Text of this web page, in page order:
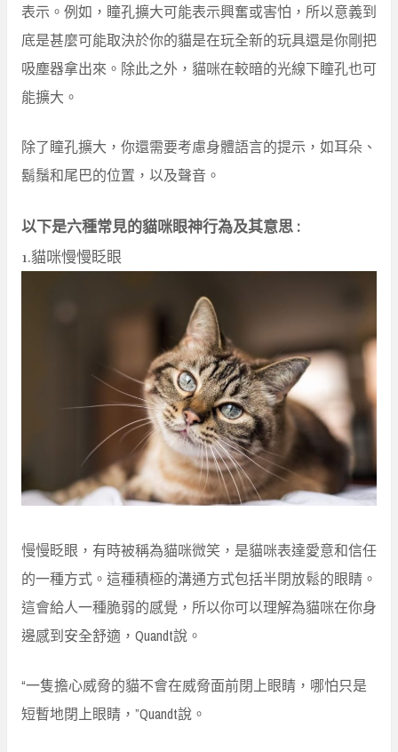
表示。例如，瞳孔擴大可能表示興奮或害怕，所以意義到
底是甚麼可能取決於你的貓是在玩全新的玩具還是你剛把
吸塵器拿出來。除此之外，貓咪在較暗的光線下瞳孔也可
能擴大。
除了瞳孔擴大，你還需要考慮身體語言的提示，如耳朵、
鬍鬚和尾巴的位置，以及聲音。
以下是六種常見的貓咪眼神行為及其意思 :
1.貓咪慢慢眨眼
慢慢眨眼，有時被稱為貓咪微笑，是貓咪表達愛意和信任
的一種方式。這種積極的溝通方式包括半閉放鬆的眼睛。
這會給人一種脆弱的感覺，所以你可以理解為貓咪在你身
邊感到安全舒適，Quandt說。
“一隻擔心威脅的貓不會在威脅面前閉上眼睛，哪怕只是
短暫地閉上眼睛，”Quandt說。